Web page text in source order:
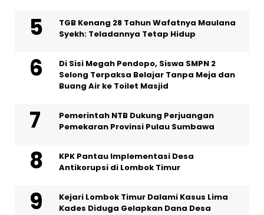
TGB Kenang 28 Tahun Wafatnya Maulana
Syekh: Teladannya Tetap Hidup
Di Sisi Megah Pendopo, Siswa SMPN 2
Selong Terpaksa Belajar Tanpa Meja dan
Buang Air ke Toilet Masjid
Pemerintah NTB Dukung Perjuangan
Pemekaran Provinsi Pulau Sumbawa
KPK Pantau Implementasi Desa
Antikorupsi di Lombok Timur
Kejari Lombok Timur Dalami Kasus Lima
Kades Diduga Gelapkan Dana Desa